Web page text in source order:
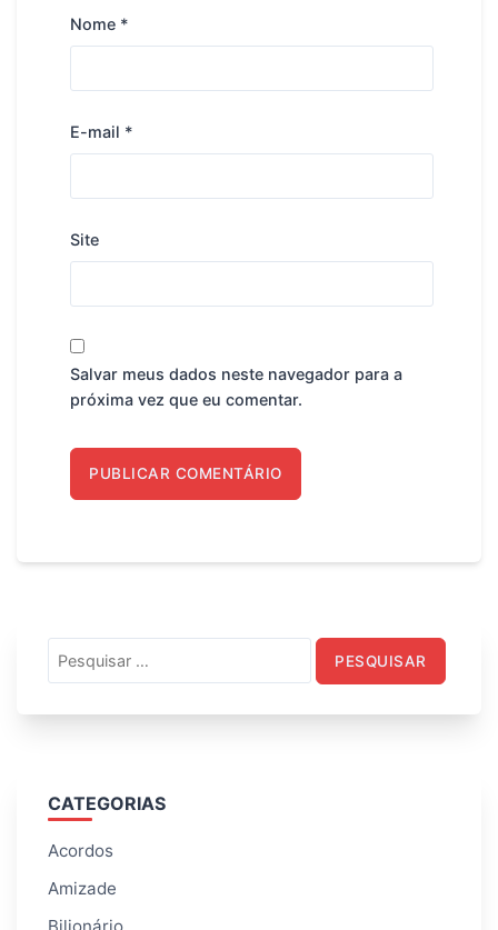
Nome *
E-mail *
Site
Salvar meus dados neste navegador para a
próxima vez que eu comentar.
por:
CATEGORIAS
Acordos
Amizade
Bilionário